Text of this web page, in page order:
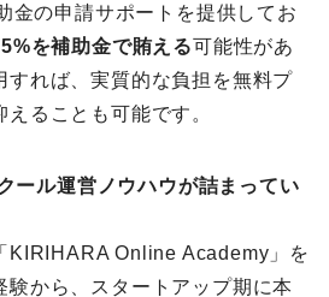
金の申請サポートを提供してお
を補助金で賄える可能性があ
すれば、実質的な負担を無料プ
ることも可能です。
ール運営ノウハウが詰まってい
KIRIHARA Online Academy」を
験から、スタートアップ期に本